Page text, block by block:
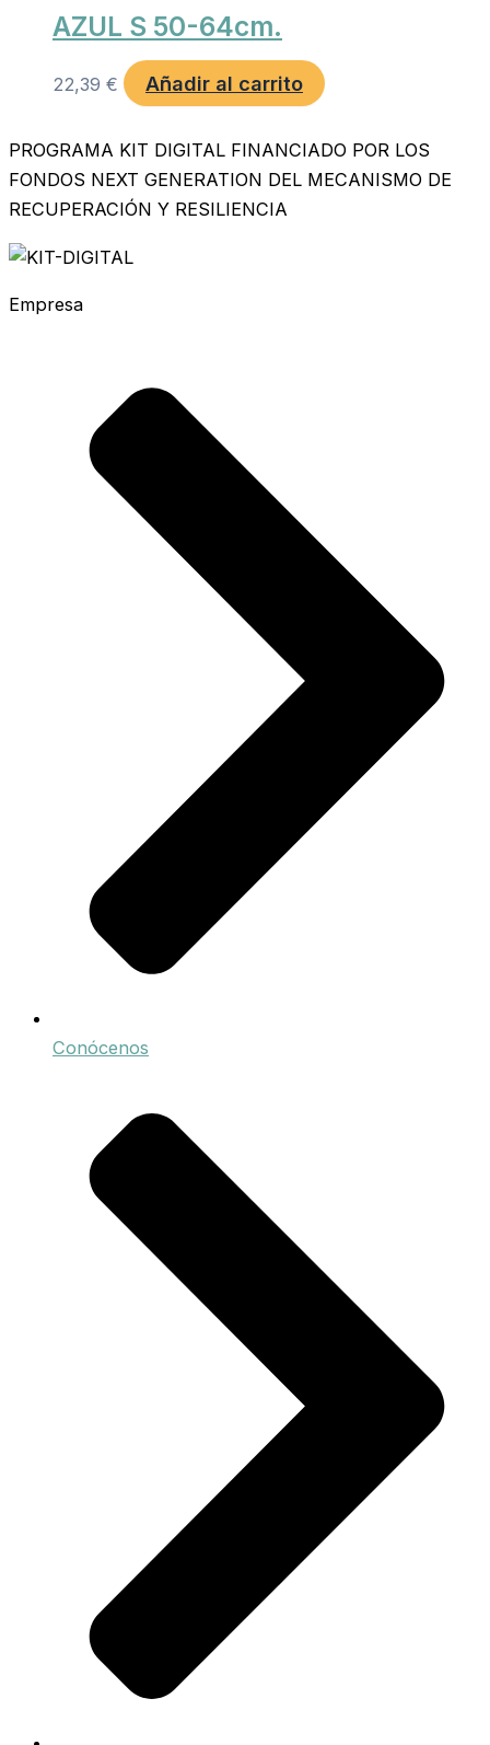
AZUL S 50-64cm.
22,39 € Añadir al carrito
PROGRAMA KIT DIGITAL FINANCIADO POR LOS
FONDOS NEXT GENERATION DEL MECANISMO DE
RECUPERACIÓN Y RESILIENCIA
Empresa
Conócenos